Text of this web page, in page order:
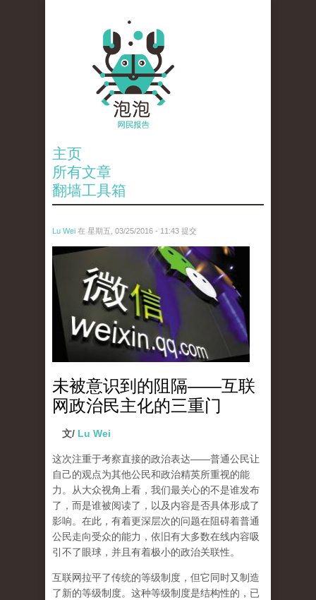
主页
所有文章
翻墙工具箱
Lu Wei 在 星期五, 03/25/2016 - 11:43 提交
wei_xin_wen_zhong_tu_ke_xuan_.jpg
未被意识到的阻隔——互联
网政治民主化的三重门
文/ Lu Wei
这次注重于考察直接的政治表达——普通公民让
自己的观点为其他公民和政治精英所重视的能
力。从大众视角上看，我们最关心的不是谁发布
了，而是谁被阅读了，以及内容是否具体形成了
影响。在此，有着更深层次的问题在阻碍着普通
公民走向受众的能力，依旧有大多数在线内容吸
引不了眼球，并且有着极小的政治关联性。
互联网拉平了传统的等级制度，但它同时又制造
了新的等级制度。这种等级制度是结构性的，已